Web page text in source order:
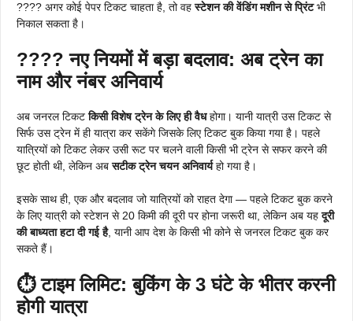
???? अगर कोई पेपर टिकट चाहता है, तो वहस्टेशन की वेंडिंग मशीन से प्रिंटभी
निकाल सकता है।
????नए नियमों में बड़ा बदलाव: अब ट्रेन का
नाम और नंबर अनिवार्य
अब जनरल टिकटकिसी विशेष ट्रेन के लिए ही वैधहोगा। यानी यात्री उस टिकट से
सिर्फ उस ट्रेन में ही यात्रा कर सकेंगे जिसके लिए टिकट बुक किया गया है। पहले
यात्रियों को टिकट लेकर उसी रूट पर चलने वाली किसी भी ट्रेन से सफर करने की
छूट होती थी, लेकिन अबसटीक ट्रेन चयन अनिवार्यहो गया है।
इसके साथ ही, एक और बदलाव जो यात्रियों को राहत देगा — पहले टिकट बुक करने
के लिए यात्री को स्टेशन से 20 किमी की दूरी पर होना जरूरी था, लेकिन अब यहदूरी
की बाध्यता हटा दी गई है, यानी आप देश के किसी भी कोने से जनरल टिकट बुक कर
सकते हैं।
⏱टाइम लिमिट: बुकिंग के 3 घंटे के भीतर करनी
होगी यात्रा